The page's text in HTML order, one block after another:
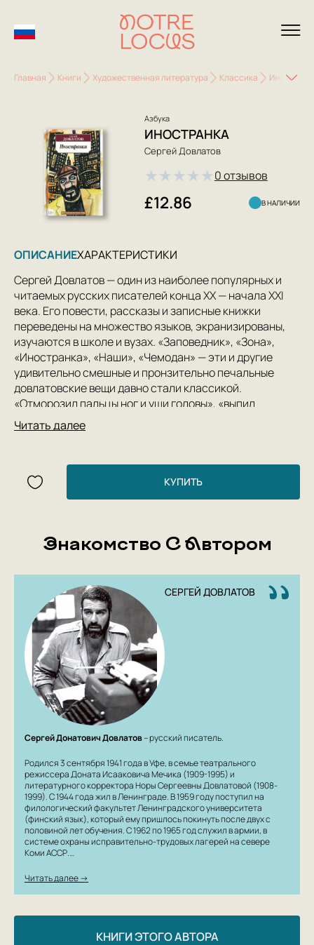
Главная Книги Художественная литература Классика
Азбука
ИНОСТРАНКА
Сергей Довлатов
★★★★★0 отзывов
£12.86 В НАЛИЧИИ
ОПИСАНИЕХАРАКТЕРИСТИКИ
Сергей Довлатов — один из наиболее популярных и
читаемых русских писателей конца ХХ — начала XXI
века. Его повести, рассказы и записные книжки
переведены на множество языков, экранизированы,
изучаются в школе и вузах. «Заповедник», «Зона»,
«Иностранка», «Наши», «Чемодан» — эти и другие
удивительно смешные и пронзительно печальные
довлатовские вещи давно стали классикой.
«Отморозил пальцы ног и уши головы», «выпил
накануне — ощущение, как будто проглотил заячью
шапку с ушами», «алкоголизм излечим — пьянство —
жизнь, а книги перечитываешь десятки раз. Они
никогда не надоедают.
Читать далее
КУПИТЬ
Знакомство С Автором
СЕРГЕЙ ДОВЛАТОВ
Сергей Донатович Довлатов– русский писатель.
Родился 3 сентября 1941 года в Уфе, в семье театрального
режиссера Доната Исааковича Мечика (1909-1995) и
литературного корректора Норы Сергеевны Довлатовой (1908-
1999). С 1944 года жил в Ленинграде. В 1959 году поступил на
филологический факультет Ленинградского университета
(финский язык), который ему пришлось покинуть после двух с
половиной лет обучения. С 1962 по 1965 год служил в армии, в
системе охраны исправительно-трудовых лагерей на севере
Коми АССР.…
Читать далее →
КНИГИ ЭТОГО АВТОРА